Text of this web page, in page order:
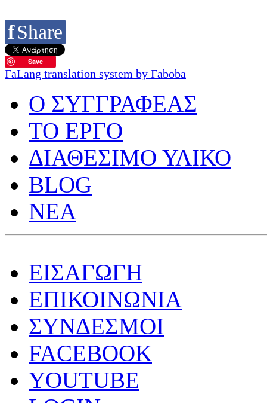
fShare
Save
FaLang translation system by Faboba
O ΣΥΓΓΡΑΦΕΑΣ
ΤΟ ΕΡΓΟ
ΔΙΑΘΕΣΙΜΟ ΥΛΙΚΟ
BLOG
ΝΕΑ
ΕΙΣΑΓΩΓΗ
ΕΠΙΚΟΙΝΩΝΙΑ
ΣΥΝΔΕΣΜΟΙ
FACEBOOK
YOUTUBE